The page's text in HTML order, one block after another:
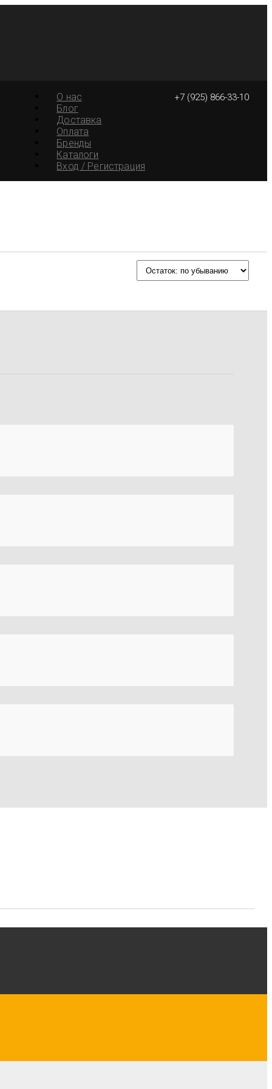
+7 (925) 866-33-10
О нас
Блог
Доставка
Оплата
Бренды
Каталоги
Вход / Регистрация